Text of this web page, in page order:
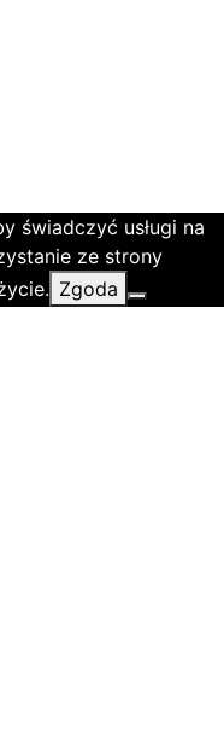
świadczyć usługi na
ze strony
Zgoda